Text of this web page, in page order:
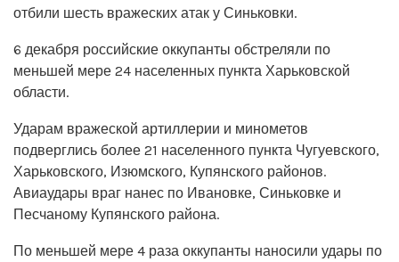
отбили шесть вражеских атак у Синьковки.
6 декабря российские оккупанты обстреляли по
меньшей мере 24 населенных пункта Харьковской
области.
Ударам вражеской артиллерии и минометов
подверглись более 21 населенного пункта Чугуевского,
Харьковского, Изюмского, Купянского районов.
Авиаудары враг нанес по Ивановке, Синьковке и
Песчаному Купянского района.
По меньшей мере 4 раза оккупанты наносили удары по